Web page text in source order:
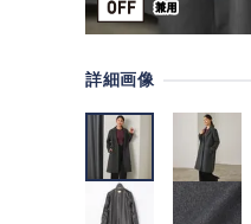
詳細画像